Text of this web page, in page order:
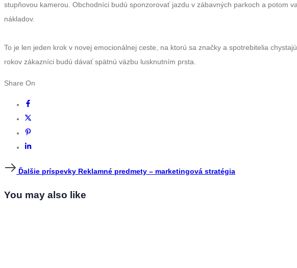
stupňovou kamerou. Obchodníci budú sponzorovať jazdu v zábavných parkoch a potom
nákladov.
To je len jeden krok v novej emocionálnej ceste, na ktorú sa značky a spotrebitelia
rokov zákazníci budú dávať spätnú väzbu lusknutním prsta.
Share On
ĎalšieĎalšie príspevky Reklamné predmety – marketingová stratégia
You may also like